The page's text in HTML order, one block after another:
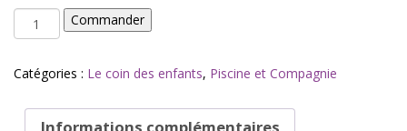
quantité
de
pour
Mermaid
Commander
Catégories : Le coin des enfants, Piscine et Compagnie